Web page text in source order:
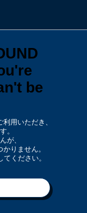
用いただき、
。
が、
りません。
ください。